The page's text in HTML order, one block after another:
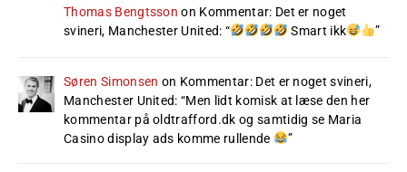
Thomas Bengtsson on Kommentar: Det er noget
svineri, Manchester United: “ Smart ikk ”
Søren Simonsen on Kommentar: Det er noget svineri,
Manchester United: “Men lidt komisk at læse den her
kommentar på oldtrafford.dk og samtidig se Maria
Casino display ads komme rullende
”